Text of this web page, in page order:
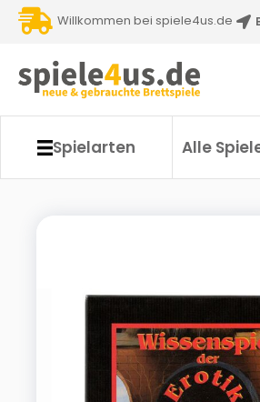
Willkommen bei spiele4us.de
Spielarten Alle